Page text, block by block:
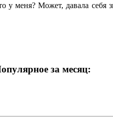
Может, давала себя
за месяц: